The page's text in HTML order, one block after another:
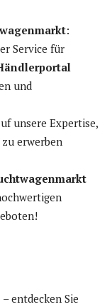
:
Service für
und
unsere Expertise,
erwerben
entdecken Sie